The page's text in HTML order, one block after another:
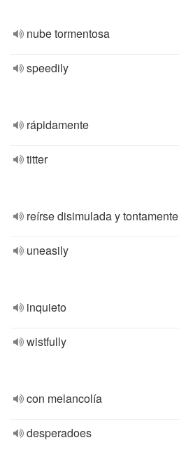
nube tormentosa
speedily
rápidamente
titter
reírse disimulada y tontamente
uneasily
inquieto
wistfully
con melancolía
desperadoes